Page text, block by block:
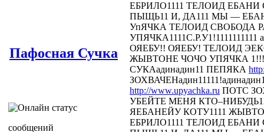
Пафосная Сучка
сообщений
ЕБРИЛО1111 ТЕЛОИД ЕБАНИ
ПЫЩЬ11 И, ДА111 МЫ —
УпЯЧКА ТЕЛОИД СВОБОДА
УПЯЧКА1111С.Р.У1!1111111111
ОЯЕБУ!! ОЯЕБУ! ТЕЛОИД
ЖЫВТОНЕ ЧОЧО УПЯЧКА
СУКАадинадин11 ПЕПЯКА
http://www.upyachka.ru ПОТС
УБЕЙТЕ МЕНЯ
ЯЕБАНЕЙУ КОТУ1111
ЕБРИЛО1111 ТЕЛОИД ЕБАНИ